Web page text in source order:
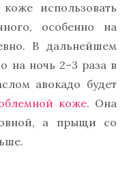
использовать
особенно на
В дальнейшем
на ночь 2–3 раза в
авокадо будет
коже. Она
а прыщи со